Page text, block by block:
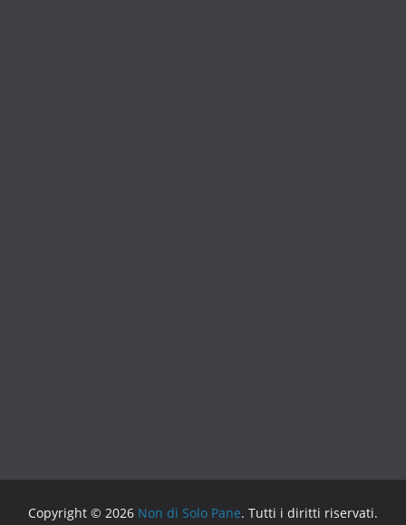
Copyright © 2026 Non di Solo Pane. Tutti i diritti riservati.